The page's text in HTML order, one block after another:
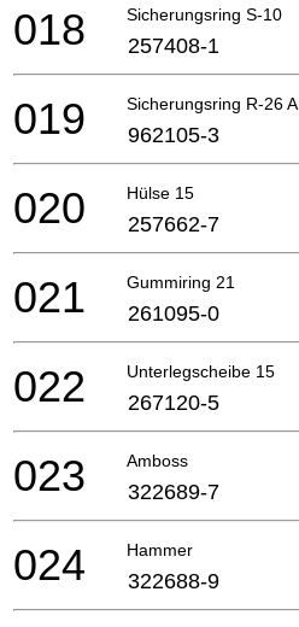
Sicherungsring S-10
018 257408-1
Sicherungsring R-26 A
019 962105-3
Hülse 15
020 257662-7
Gummiring 21
021 261095-0
Unterlegscheibe 15
022 267120-5
Amboss
023 322689-7
Hammer
024 322688-9